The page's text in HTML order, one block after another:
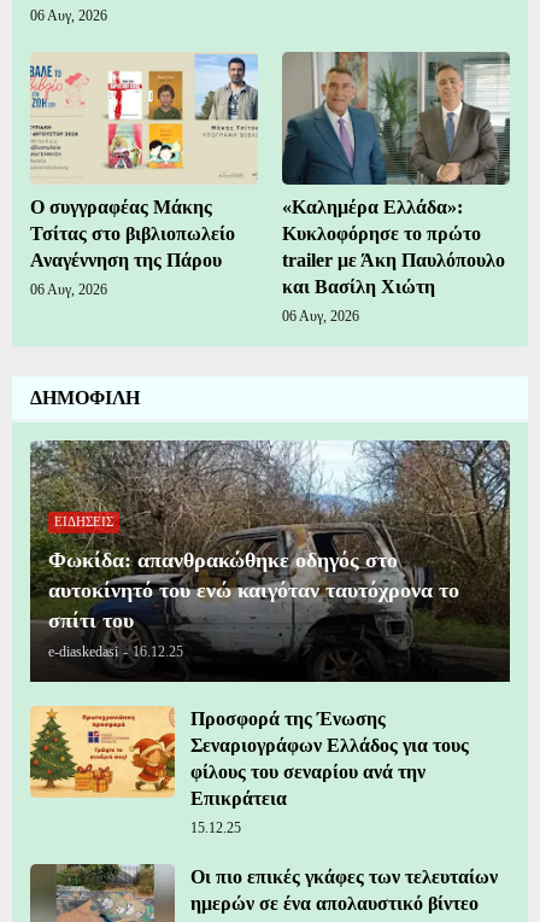
06 Αυγ, 2026
Ο συγγραφέας Μάκης
Τσίτας στο βιβλιοπωλείο
Αναγέννηση της Πάρου
06 Αυγ, 2026
«Καλημέρα Ελλάδα»:
Κυκλοφόρησε το πρώτο
trailer με Άκη Παυλόπουλο
και Βασίλη Χιώτη
06 Αυγ, 2026
ΔΗΜΟΦΙΛΗ
ΕΙΔΗΣΕΙΣ
Φωκίδα: απανθρακώθηκε οδηγός στο
αυτοκίνητό του ενώ καιγόταν ταυτόχρονα το
σπίτι του
e-diaskedasi - 16.12.25
Προσφορά της Ένωσης
Σεναριογράφων Ελλάδος για τους
φίλους του σεναρίου ανά την
Επικράτεια
15.12.25
Οι πιο επικές γκάφες των τελευταίων
ημερών σε ένα απολαυστικό βίντεο